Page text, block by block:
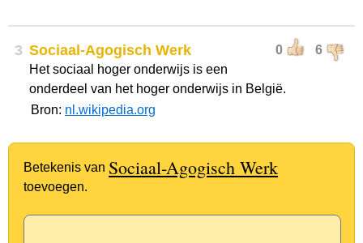
3 0 6
Sociaal-Agogisch Werk
Het sociaal hoger onderwijs is een
onderdeel van het hoger onderwijs in België.
Bron: nl.wikipedia.org
Betekenis van Sociaal-Agogisch Werk
toevoegen.